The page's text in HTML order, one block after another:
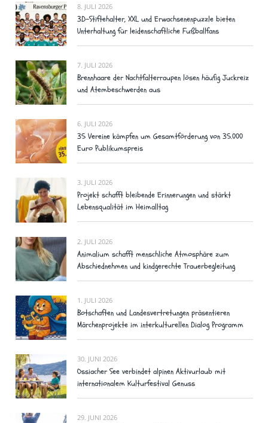
8. JULI 2026
3D-Stiftehalter, XXL und Erwachsenenpuzzle bieten
Unterhaltung für leidenschaftliche Fußballfans
7. JULI 2026
Brennhaare der Nachtfalterraupen lösen häufig Juckreiz
und Atembeschwerden aus
6. JULI 2026
35 Vereine kämpfen um Gesamtförderung von 35.000
Euro Publikumspreis
3. JULI 2026
Projekt schafft bleibende Erinnerungen und stärkt
Lebensqualität im Heimalltag
2. JULI 2026
Animalium schafft menschliche Atmosphäre zum
Abschiednehmen und kindgerechte Trauerbegleitung
1. JULI 2026
Botschaften und Landesvertretungen präsentieren
Märchenprojekte im interkulturellen Dialog Programm
30. JUNI 2026
Ossiacher See verbindet alpinen Aktivurlaub mit
internationalem Kulturfestival Genuss
29. JUNI 2026